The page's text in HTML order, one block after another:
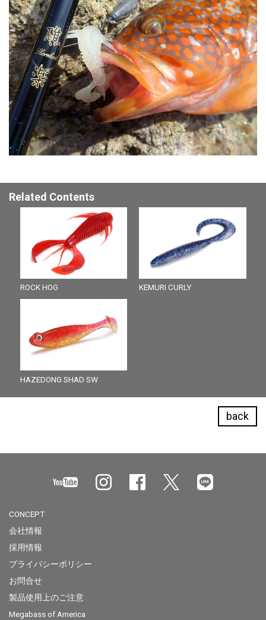
Related Contents
ROCK HOG KEMURI CURLY
HAZEDONG SHAD SW
back
CONCEPT
会社情報
採用情報
プライバシーポリシー
お問合せ
製品使用上のご注意
Megabass of America